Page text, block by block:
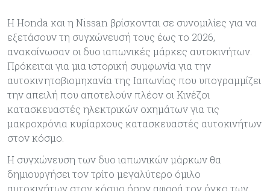
Η Honda και η Nissan βρίσκονται σε συνομιλίες για να
εξετάσουν τη συγχώνευσή τους έως το 2026,
ανακοίνωσαν οι δυο ιαπωνικές μάρκες αυτοκινήτων.
Πρόκειται για μια ιστορική συμφωνία για την
αυτοκινητοβιομηχανία της Ιαπωνίας που υπογραμμίζει
την απειλή που αποτελούν πλέον οι Κινέζοι
κατασκευαστές ηλεκτρικών οχημάτων για τις
μακροχρόνια κυρίαρχους κατασκευαστές αυτοκινήτων
στον κόσμο.
Η συγχώνευση των δυο ιαπωνικών μάρκων θα
δημιουργήσει τον τρίτο μεγαλύτερο όμιλο
αυτοκινήτων στον κόσμο όσον αφορά τον όγκο των